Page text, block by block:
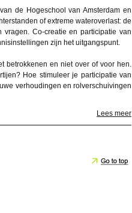
de Hogeschool van Amsterdam en
of extreme wateroverlast: de
Co-creatie en participatie van
zijn het uitgangspunt.
betrokkenen en niet over of voor hen.
Hoe stimuleer je participatie van
verhoudingen en rolverschuivingen
Lees meer